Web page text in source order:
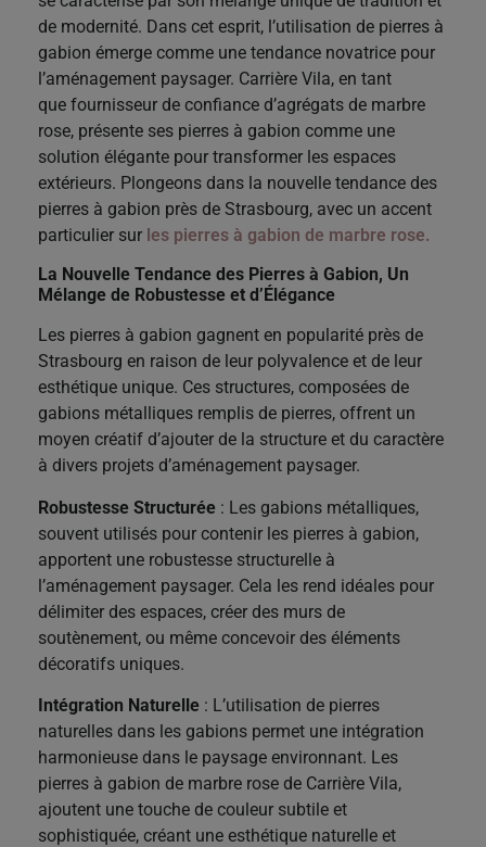
de modernité. Dans cet esprit, l’utilisation de pierres à
gabion émerge comme une tendance novatrice pour
l’aménagement paysager. Carrière Vila, en tant
que fournisseur de confiance d’agrégats de marbre
rose, présente ses pierres à gabion comme une
solution élégante pour transformer les espaces
extérieurs. Plongeons dans la nouvelle tendance des
pierres à gabion près de Strasbourg, avec un accent
particulier sur les pierres à gabion de marbre rose.
La Nouvelle Tendance des Pierres à Gabion, Un
Mélange de Robustesse et d’Élégance
Les pierres à gabion gagnent en popularité près de
Strasbourg en raison de leur polyvalence et de leur
esthétique unique. Ces structures, composées de
gabions métalliques remplis de pierres, offrent un
moyen créatif d’ajouter de la structure et du caractère
à divers projets d’aménagement paysager.
Robustesse Structurée : Les gabions métalliques,
souvent utilisés pour contenir les pierres à gabion,
apportent une robustesse structurelle à
l’aménagement paysager. Cela les rend idéales pour
délimiter des espaces, créer des murs de
soutènement, ou même concevoir des éléments
décoratifs uniques.
Intégration Naturelle : L’utilisation de pierres
naturelles dans les gabions permet une intégration
harmonieuse dans le paysage environnant. Les
pierres à gabion de marbre rose de Carrière Vila,
ajoutent une touche de couleur subtile et
sophistiquée, créant une esthétique naturelle et